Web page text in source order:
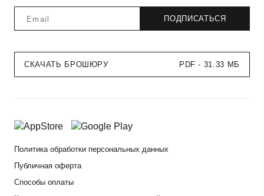
СКАЧАТЬ БРОШЮРУ PDF - 31.33 МБ
Политика обработки персональных данных
Публичная оферта
Способы оплаты